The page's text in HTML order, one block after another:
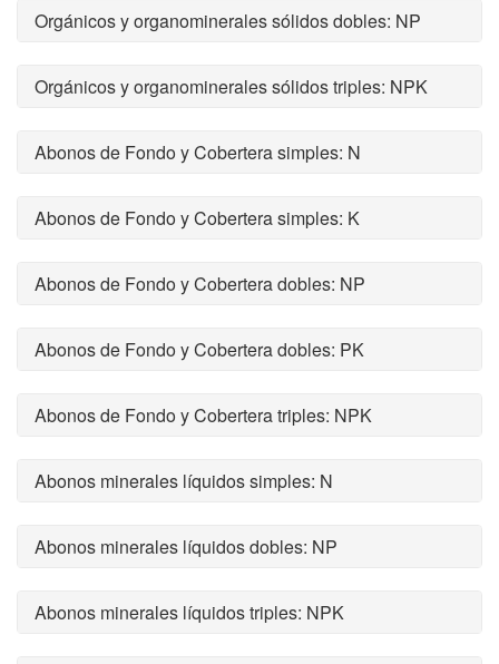
Orgánicos y organominerales sólidos dobles: NP
Orgánicos y organominerales sólidos triples: NPK
Abonos de Fondo y Cobertera simples: N
Abonos de Fondo y Cobertera simples: K
Abonos de Fondo y Cobertera dobles: NP
Abonos de Fondo y Cobertera dobles: PK
Abonos de Fondo y Cobertera triples: NPK
Abonos minerales líquidos simples: N
Abonos minerales líquidos dobles: NP
Abonos minerales líquidos triples: NPK